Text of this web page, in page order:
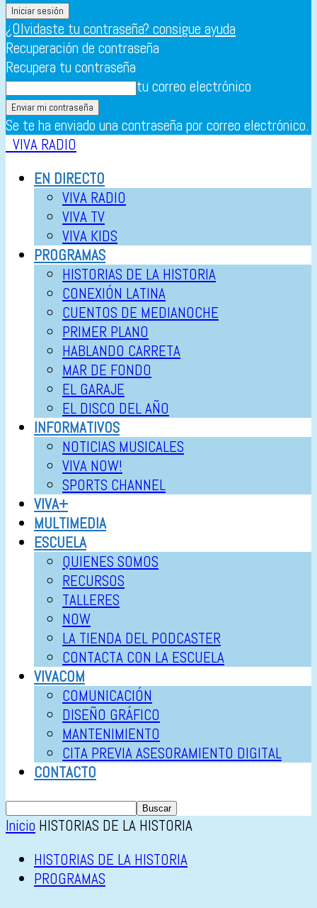
¿Olvidaste tu contraseña? consigue ayuda
Recuperación de contraseña
Recupera tu contraseña
tu correo electrónico
Se te ha enviado una contraseña por correo electrónico.
VIVA RADIO
EN DIRECTO
VIVA RADIO
VIVA TV
VIVA KIDS
PROGRAMAS
HISTORIAS DE LA HISTORIA
CONEXIÓN LATINA
CUENTOS DE MEDIANOCHE
PRIMER PLANO
HABLANDO CARRETA
MAR DE FONDO
EL GARAJE
EL DISCO DEL AÑO
INFORMATIVOS
NOTICIAS MUSICALES
VIVA NOW!
SPORTS CHANNEL
VIVA+
MULTIMEDIA
ESCUELA
QUIENES SOMOS
RECURSOS
TALLERES
NOW
LA TIENDA DEL PODCASTER
CONTACTA CON LA ESCUELA
VIVACOM
COMUNICACIÓN
DISEÑO GRÁFICO
MANTENIMIENTO
CITA PREVIA ASESORAMIENTO DIGITAL
CONTACTO
Inicio HISTORIAS DE LA HISTORIA
HISTORIAS DE LA HISTORIA
PROGRAMAS